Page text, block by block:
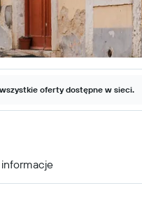
oferty dostępne w sieci.